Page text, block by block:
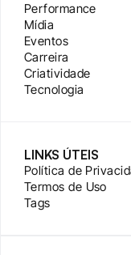
Performance
Mídia
Eventos
Carreira
Criatividade
Tecnologia
LINKS ÚTEIS
Política de
Termos de Uso
Tags